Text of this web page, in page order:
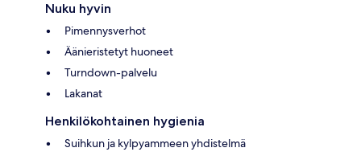
Nuku hyvin
Pimennysverhot
Äänieristetyt huoneet
Turndown-palvelu
Lakanat
Henkilökohtainen hygienia
Suihkun ja kylpyammeen yhdistelmä